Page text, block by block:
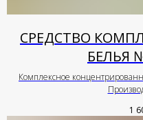
СРЕДСТВО
БЕЛЬЯ
Комплексное
1